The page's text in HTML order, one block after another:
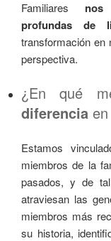
Familiares nos
profundas de
transformación en
perspectiva.
¿En qué
diferencia
Estamos
miembros de la
pasados, y de
atraviesan las
miembros más
su historia,